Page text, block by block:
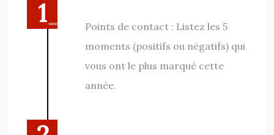
Points de contact : Listez les 5
moments (positifs ou négatifs) qui
vous ont le plus marqué cette
année.